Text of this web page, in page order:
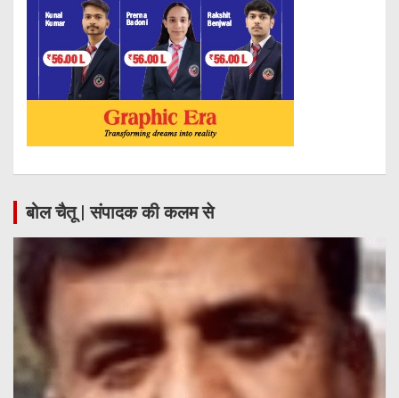
बोल चैतू | संपादक की कलम से